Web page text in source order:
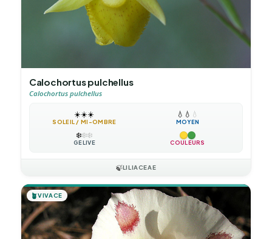
Calochortus pulchellus
Calochortus pulchellus
☀️☀️☀️
SOLEIL / MI-OMBRE
💧 💧 💧
MOYEN
❄️❄️❄️
GÉLIVE COULEURS
🍃LILIACEAE
🪴VIVACE